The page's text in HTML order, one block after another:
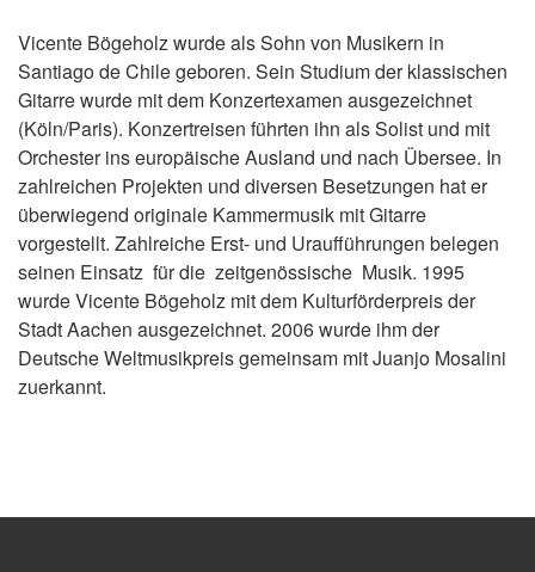
Vicente Bögeholz wurde als Sohn von Musikern in
Santiago de Chile geboren. Sein Studium der klassischen
Gitarre wurde mit dem Konzertexamen ausgezeichnet
(Köln/Paris). Konzertreisen führten ihn als Solist und mit
Orchester ins europäische Ausland und nach Übersee. In
zahlreichen Projekten und diversen Besetzungen hat er
überwiegend originale Kammermusik mit Gitarre
vorgestellt. Zahlreiche Erst- und Uraufführungen belegen
seinen Einsatz für die zeitgenössische Musik. 1995
wurde Vicente Bögeholz mit dem Kulturförderpreis der
Stadt Aachen ausgezeichnet. 2006 wurde ihm der
Deutsche Weltmusikpreis gemeinsam mit Juanjo Mosalini
zuerkannt.